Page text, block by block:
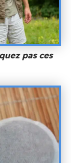
pas ces